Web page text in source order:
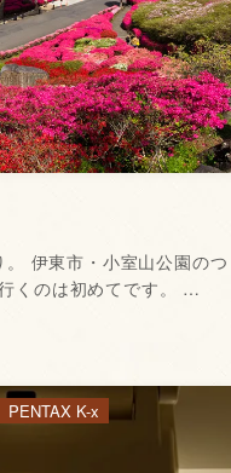
伊東市・小室山公園のつ
くのは初めてです。 …
PENTAX K-x